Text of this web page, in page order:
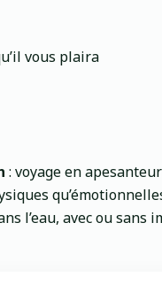
vous plaira
: voyage en
l’eau, avec ou sans